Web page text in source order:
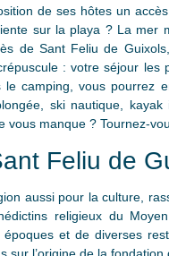
de ses hôtes un
sur la playa ? La mer
de Sant Feliu de
: votre séjour
le camping, vous pourrez
ski nautique,
manque ? Tournez-
Feliu de
aussi pour la culture,
religieux du
époques et de diverses